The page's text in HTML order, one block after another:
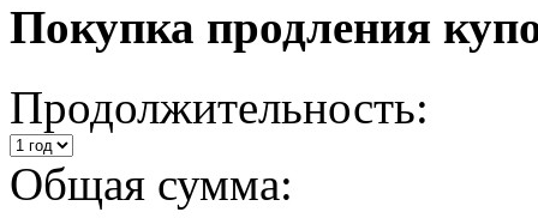
Покупка продления
Продолжительность:
Общая сумма: